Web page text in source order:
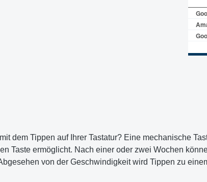
dem Tippen auf Ihrer Tastatur? Eine mechanische
Taste ermöglicht. Nach einer oder zwei Wochen
von der Geschwindigkeit wird Tippen zu